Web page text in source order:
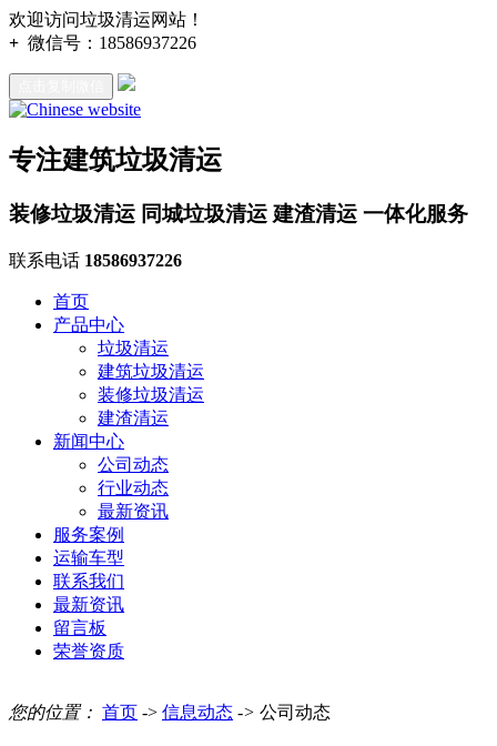
欢迎访问垃圾清运网站！
+ 微信号： 18586937226
专注建筑垃圾清运
装修垃圾清运 同城垃圾清运 建渣清运 一体化服务
联系电话 18586937226
首页
产品中心
垃圾清运
建筑垃圾清运
装修垃圾清运
建渣清运
新闻中心
公司动态
行业动态
最新资讯
服务案例
运输车型
联系我们
最新资讯
留言板
荣誉资质
您的位置： 首页 -> 信息动态 -> 公司动态